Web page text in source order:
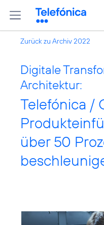
Zurück zu Archiv 2022
Digitale
Architektur:
Telefónica /
über 50